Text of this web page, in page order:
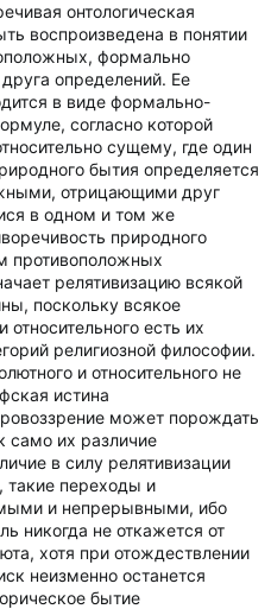
онтологическая
воспроизведена в понятии
формально
определений. Ее
в виде формально-
согласно которой
сущему, где один
бытия определяется
отрицающими друг
в одном и том же
природного
противоположных
релятивизацию всякой
поскольку всякое
есть их
религиозной философии.
и относительного не
истина
может порождать
само их различие
в силу релятивизации
такие переходы и
и непрерывными, ибо
никогда не откажется от
хотя при отождествлении
неизменно останется
бытие